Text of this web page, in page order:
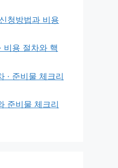
청방법과 비용
비용 절차와 핵
· 준비물 체크리
준비물 체크리